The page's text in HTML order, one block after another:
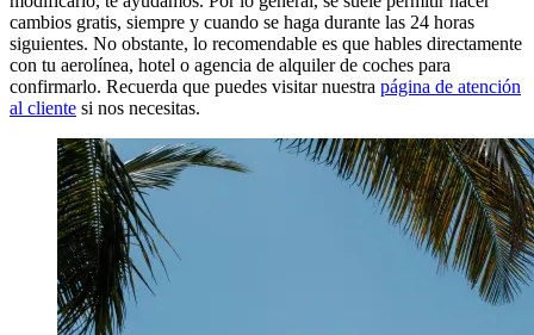
cambios gratis, siempre y cuando se haga durante las 24 horas
siguientes. No obstante, lo recomendable es que hables directamente
con tu aerolínea, hotel o agencia de alquiler de coches para
confirmarlo. Recuerda que puedes visitar nuestra página de atención
al cliente si nos necesitas.